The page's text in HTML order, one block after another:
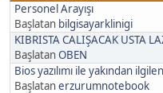
Personel Arayışı
Başlatan bilgisayarklinigi
KIBRISTA CALIŞACAK USTA
BaşlatanOBEN
Bios yazılımı ile yakından
Başlatanerzurumnotebook